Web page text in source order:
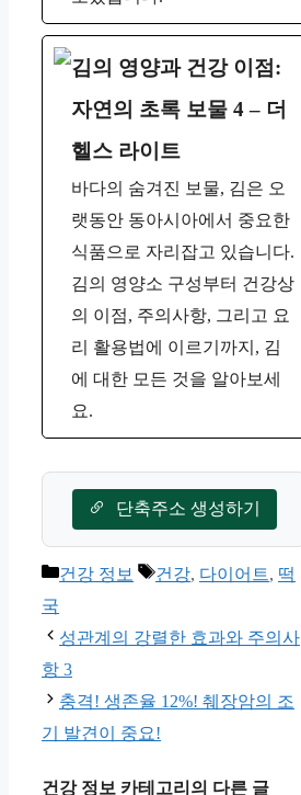
김의 영양과 건강 이점:
자연의 초록 보물 4 – 더
헬스 라이트
바다의 숨겨진 보물, 김은 오
랫동안 동아시아에서 중요한
식품으로 자리잡고 있습니다.
김의 영양소 구성부터 건강상
의 이점, 주의사항, 그리고 요
리 활용법에 이르기까지, 김
에 대한 모든 것을 알아보세
요.
단축주소 생성하기
카
고
리
건강 정보
태
건강, 다이어트, 떡
국
성관계의 강렬한 효과와 주의사
항 3
충격! 생존율 12%! 췌장암의 조
기 발견이 중요!
건강 정보 카테고리의 다른 글